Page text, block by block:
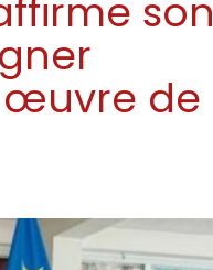
son
œuvre de